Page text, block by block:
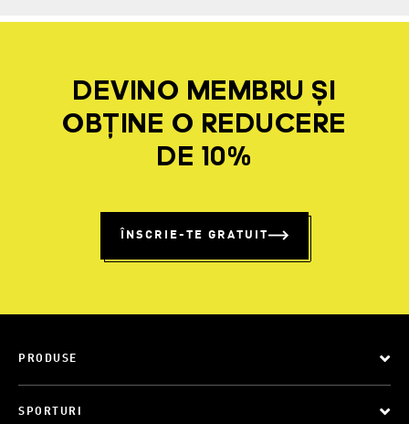
DEVINO MEMBRU ȘI
OBȚINE O REDUCERE
DE 10%
ÎNSCRIE-TE GRATUIT
PRODUSE
SPORTURI